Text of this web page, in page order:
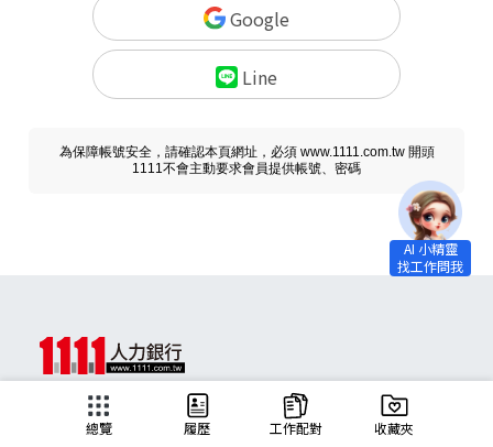
Google
Line
為保障帳號安全，請確認本頁網址，必須 www.1111.com.tw 開頭
1111不會主動要求會員提供帳號、密碼
總覽 履歷 工作配對 收藏夾